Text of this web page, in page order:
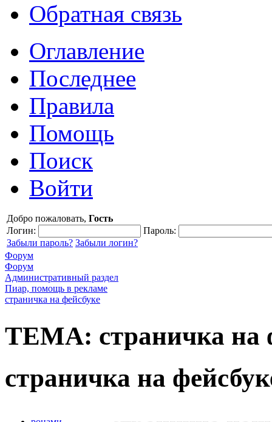
Обратная связь
Оглавление
Последнее
Правила
Помощь
Поиск
Войти
Добро пожаловать, Гость
Логин:
Пароль:
Забыли пароль? Забыли логин?
Форум
Форум
Административный раздел
Пиар, помощь в рекламе
страничка на фейсбуке
ТЕМА: страничка на
страничка на